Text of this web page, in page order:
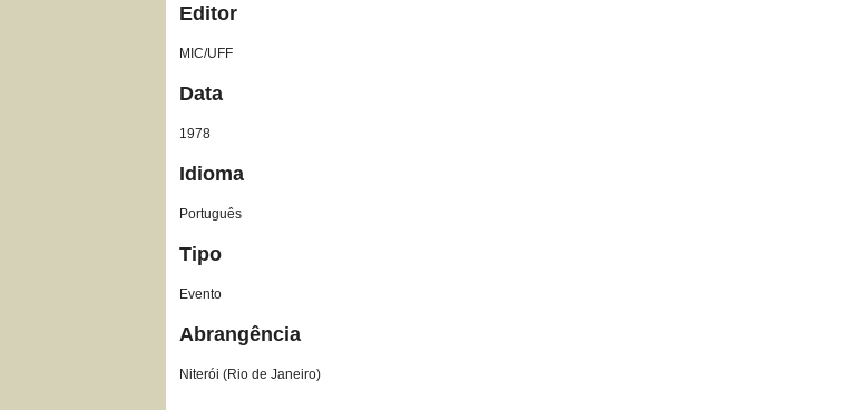
Editor
MIC/UFF
Data
1978
Idioma
Português
Tipo
Evento
Abrangência
Niterói (Rio de Janeiro)